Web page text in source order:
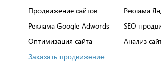
Продвижение сайтов
Реклама
Реклама Google Adwords
SEO
Оптимизация сайта
Анализ
Заказать продвижение